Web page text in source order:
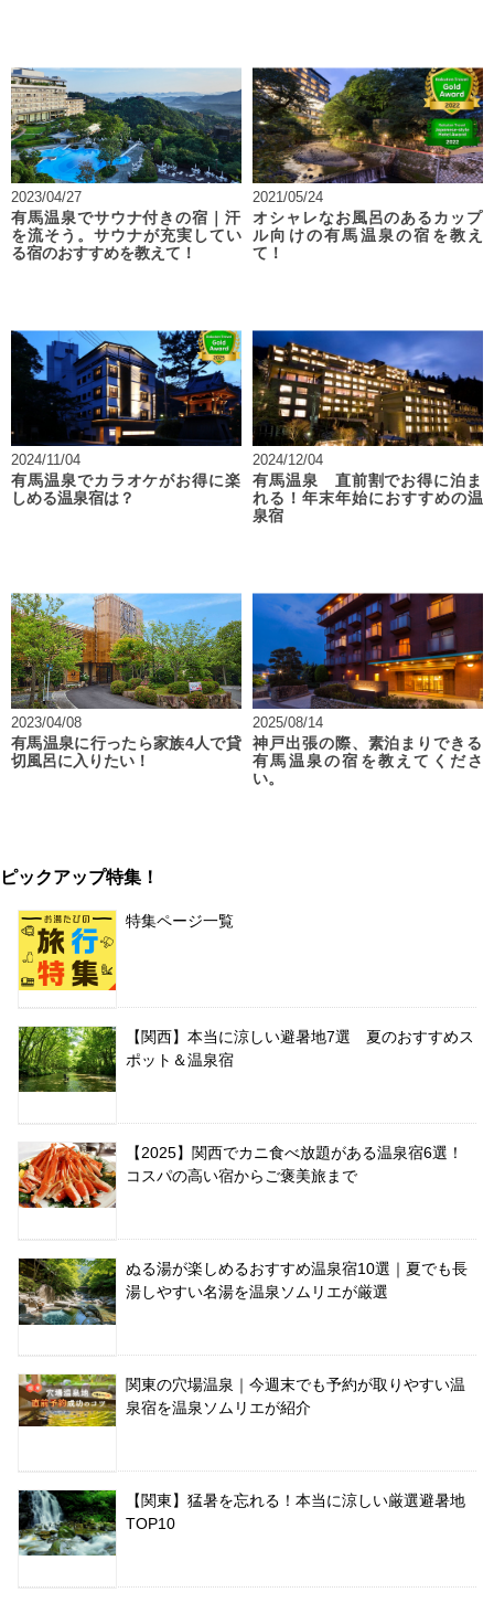
2023/04/27
有馬温泉でサウナ付きの宿｜汗
を流そう。サウナが充実してい
る宿のおすすめを教えて！
2021/05/24
オシャレなお風呂のあるカップ
ル向けの有馬温泉の宿を教え
て！
2024/11/04
有馬温泉でカラオケがお得に楽
しめる温泉宿は？
2024/12/04
有馬温泉 直前割でお得に泊ま
れる！年末年始におすすめの温
泉宿
2023/04/08
有馬温泉に行ったら家族4人で貸
切風呂に入りたい！
2025/08/14
神戸出張の際、素泊まりできる
有馬温泉の宿を教えてくださ
い。
ピックアップ特集！
特集ページ一覧
【関西】本当に涼しい避暑地7選 夏のおすすめス
ポット＆温泉宿
【2025】関西でカニ食べ放題がある温泉宿6選！
コスパの高い宿からご褒美旅まで
ぬる湯が楽しめるおすすめ温泉宿10選｜夏でも長
湯しやすい名湯を温泉ソムリエが厳選
関東の穴場温泉｜今週末でも予約が取りやすい温
泉宿を温泉ソムリエが紹介
【関東】猛暑を忘れる！本当に涼しい厳選避暑地
TOP10